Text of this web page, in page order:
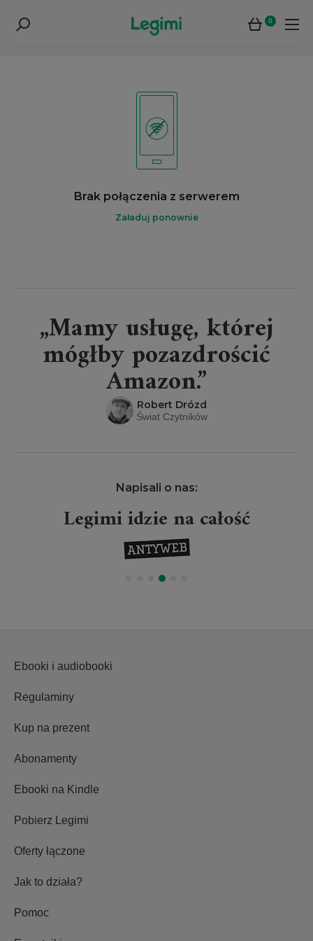
0
Brak połączenia z serwerem
Załaduj ponownie
„Mamy usługę, której
mógłby pozazdrościć
Amazon.”
Robert Drózd
Świat Czytników
Napisali o nas:
Legimi idzie na całość
Ebooki i audiobooki
Regulaminy
Kup na prezent
Abonamenty
Ebooki na Kindle
Pobierz Legimi
Oferty łączone
Jak to działa?
Pomoc